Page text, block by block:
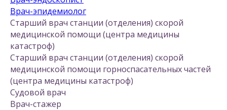
Врач-эпидемиолог
Старший врач станции (отделения) скорой
медицинской помощи (центра медицины
катастроф)
Старший врач станции (отделения) скорой
медицинской помощи горноспасательных частей
(центра медицины катастроф)
Судовой врач
Врач-стажер